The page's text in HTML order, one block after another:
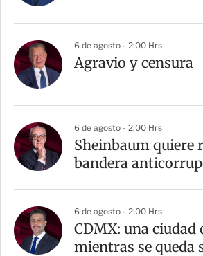
6 de agosto - 2:00 Hrs
Agravio y censura
6 de agosto - 2:00 Hrs
Sheinbaum quiere
bandera
6 de agosto - 2:00 Hrs
CDMX: una ciudad
mientras se queda